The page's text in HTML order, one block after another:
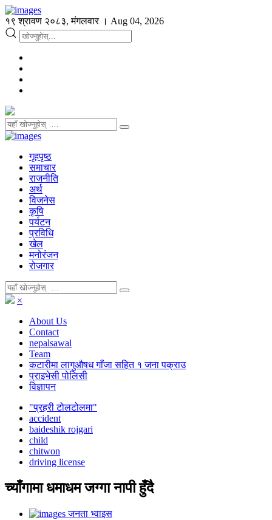
१९ श्रावण २०८३, मंगलवार । Aug 04, 2026
गृहपृष्ठ
समाचार
राजनीति
अर्थ
विजनेस
कृषि
पर्यटन
प्रविधि
खेल
मनोरंजन
रोजगार
×
About Us
Contact
nepalsawal
Team
कटारीमा लागुऔषध गाँजा सहित १ जना पक्राउ
प्राइभेसी पोलिसी
विज्ञापन
"प्रहरी टोलटोलमा"
accident
baideshik rojgari
child
chitwon
driving license
च्याँगामा धमाधम जग्गा नापी हुँदै
जनता भ्वाइस